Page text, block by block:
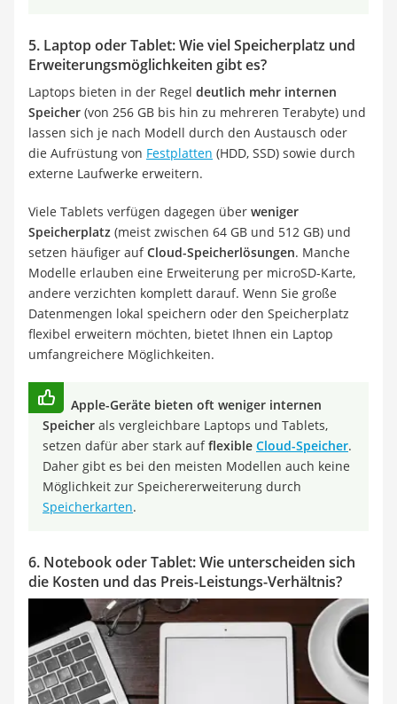
5. Laptop oder Tablet: Wie viel Speicherplatz und
Erweiterungsmöglichkeiten gibt es?
Laptops bieten in der Regel deutlich mehr internen
Speicher (von 256 GB bis hin zu mehreren Terabyte) und
lassen sich je nach Modell durch den Austausch oder
die Aufrüstung von Festplatten (HDD, SSD) sowie durch
externe Laufwerke erweitern.
Viele Tablets verfügen dagegen über weniger
Speicherplatz (meist zwischen 64 GB und 512 GB) und
setzen häufiger aufCloud-Speicherlösungen. Manche
Modelle erlauben eine Erweiterung per microSD-Karte,
andere verzichten komplett darauf. Wenn Sie große
Datenmengen lokal speichern oder den Speicherplatz
flexibel erweitern möchten, bietet Ihnen ein Laptop
umfangreichere Möglichkeiten.
Apple-Geräte bieten oft weniger internen
Speicher als vergleichbare Laptops und Tablets,
setzen dafür aber stark aufflexible Cloud-Speicher.
Daher gibt es bei den meisten Modellen auch keine
Möglichkeit zur Speichererweiterung durch
Speicherkarten.
6. Notebook oder Tablet: Wie unterscheiden sich
die Kosten und das Preis-Leistungs-Verhältnis?